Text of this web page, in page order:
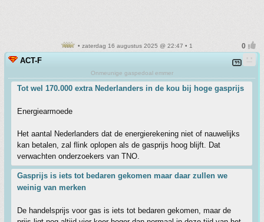
• zaterdag 16 augustus 2025 @ 22:47 • 1
ACT-F
Onmeunige gaspedoal emmer
Tot wel 170.000 extra Nederlanders in de kou bij hoge gasprijs
Energiearmoede
Het aantal Nederlanders dat de energierekening niet of nauwelijks
kan betalen, zal flink oplopen als de gasprijs hoog blijft. Dat
verwachten onderzoekers van TNO.
Gasprijs is iets tot bedaren gekomen maar daar zullen we
weinig van merken
De handelsprijs voor gas is iets tot bedaren gekomen, maar de